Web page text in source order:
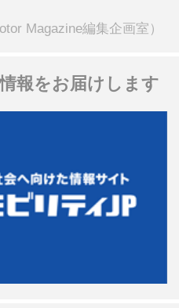
Magazine編集企画室）
報をお届けします